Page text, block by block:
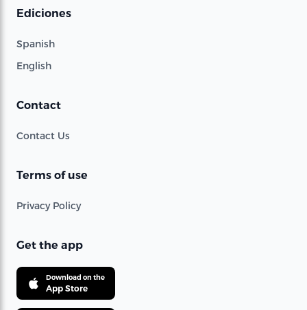
Ediciones
Spanish
English
Contact
Contact Us
Terms of use
Privacy Policy
Get the app
Download on the
App Store